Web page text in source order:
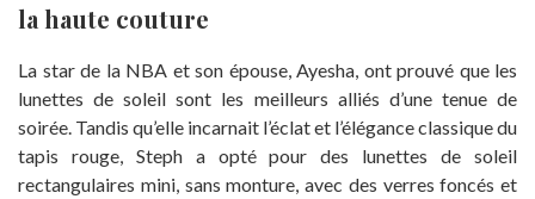
la haute couture
La star de la NBA et son épouse, Ayesha, ont prouvé que les
lunettes de soleil sont les meilleurs alliés d’une tenue de
soirée. Tandis qu’elle incarnait l’éclat et l’élégance classique du
tapis rouge, Steph a opté pour des lunettes de soleil
rectangulaires mini, sans monture, avec des verres foncés et